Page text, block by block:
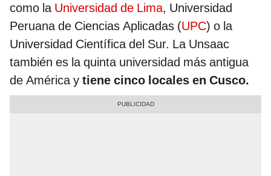
como la Universidad de Lima, Universidad
Peruana de Ciencias Aplicadas (UPC) o la
Universidad Científica del Sur. La Unsaac
también es la quinta universidad más antigua
de América y tiene cinco locales en Cusco.